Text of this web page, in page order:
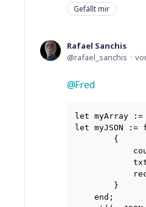
Gefällt mir
Rafael Sanchis
rafael_sanchis
Fred
let myArray
let myJSON
        {
        }
    end;